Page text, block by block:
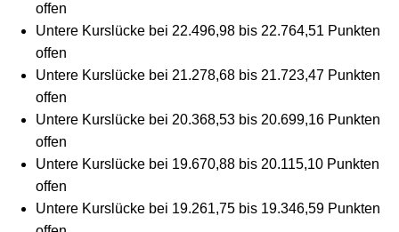
offen
Untere Kurslücke bei 22.496,98 bis 22.764,51 Punkten
offen
Untere Kurslücke bei 21.278,68 bis 21.723,47 Punkten
offen
Untere Kurslücke bei 20.368,53 bis 20.699,16 Punkten
offen
Untere Kurslücke bei 19.670,88 bis 20.115,10 Punkten
offen
Untere Kurslücke bei 19.261,75 bis 19.346,59 Punkten